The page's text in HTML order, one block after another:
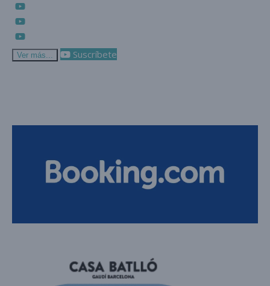
Ver más... Suscríbete